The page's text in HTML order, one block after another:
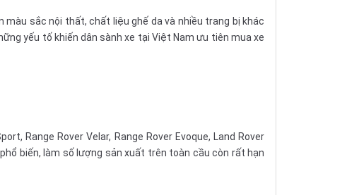
sắc nội thất, chất liệu ghế da và nhiều trang bị khác
yếu tố khiến dân sành xe tại Việt Nam ưu tiên mua xe
Range Rover Velar, Range Rover Evoque, Land Rover
biến, làm số lượng sản xuất trên toàn cầu còn rất hạn